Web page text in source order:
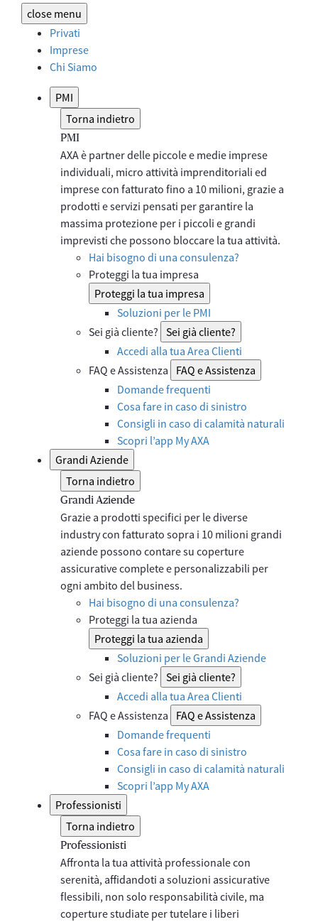
close menu
Privati
Imprese
Chi Siamo
PMI
Torna indietro
PMI
AXA è partner delle piccole e medie imprese
individuali, micro attività imprenditoriali ed
imprese con fatturato fino a 10 milioni, grazie a
prodotti e servizi pensati per garantire la
massima protezione per i piccoli e grandi
imprevisti che possono bloccare la tua attività.​
Hai bisogno di una consulenza?
Proteggi la tua impresa
Proteggi la tua impresa
Soluzioni per le PMI
Sei già cliente? Sei già cliente?
Accedi alla tua Area Clienti
FAQ e Assistenza
FAQ e Assistenza
Domande frequenti
Cosa fare in caso di sinistro
Consigli in caso di calamità naturali
Scopri l’app My AXA
Grandi Aziende
Torna indietro
Grandi Aziende
Grazie a prodotti specifici per le diverse
industry con fatturato sopra i 10 milioni grandi
aziende possono contare su coperture
assicurative complete e personalizzabili per
ogni ambito del business.​
Hai bisogno di una consulenza?
Proteggi la tua azienda
Proteggi la tua azienda
Soluzioni per le Grandi Aziende
Sei già cliente? Sei già cliente?
Accedi alla tua Area Clienti
FAQ e Assistenza
FAQ e Assistenza
Domande frequenti
Cosa fare in caso di sinistro
Consigli in caso di calamità naturali
Scopri l’app My AXA
Professionisti
Torna indietro
Professionisti
Affronta la tua attività professionale con
serenità, affidandoti a soluzioni assicurative
flessibili, non solo responsabilità civile, ma
coperture studiate per tutelare i liberi